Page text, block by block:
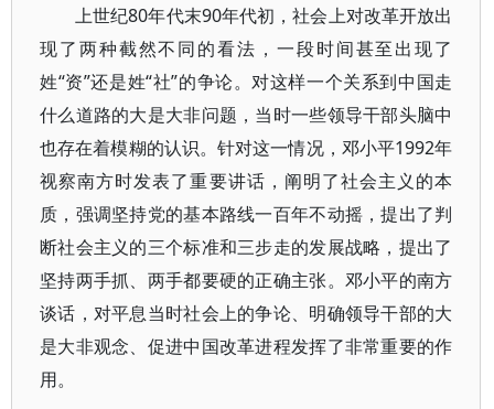
上世纪80年代末90年代初，社会上对改革开放出
现了两种截然不同的看法，一段时间甚至出现了
姓“资”还是姓“社”的争论。对这样一个关系到中国走
什么道路的大是大非问题，当时一些领导干部头脑中
也存在着模糊的认识。针对这一情况，邓小平1992年
视察南方时发表了重要讲话，阐明了社会主义的本
质，强调坚持党的基本路线一百年不动摇，提出了判
断社会主义的三个标准和三步走的发展战略，提出了
坚持两手抓、两手都要硬的正确主张。邓小平的南方
谈话，对平息当时社会上的争论、明确领导干部的大
是大非观念、促进中国改革进程发挥了非常重要的作
用。